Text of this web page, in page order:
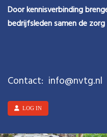
Door kennisverbinding
bedrijfsleden samen de
Contact: ofni@nvtg.nl
LOG IN